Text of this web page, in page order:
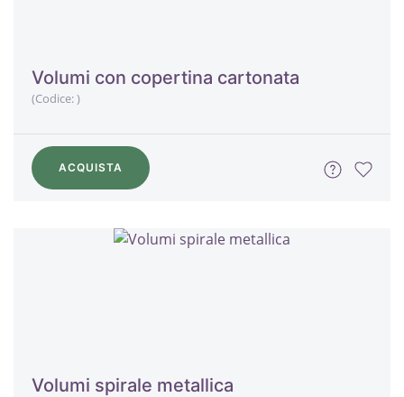
Volumi con copertina cartonata
(Codice:)
ACQUISTA
Volumi spirale metallica